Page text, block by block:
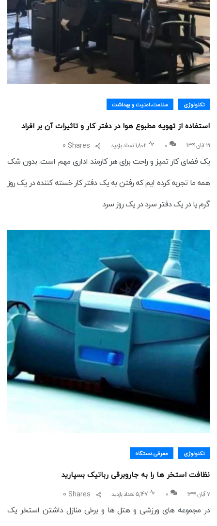
تکنولوژی سلامت،امنیت و بهداشت
استفاده از تهویه مطبوع هوا در دفتر کار و تاثیرات آن بر افراد
۲۱ آبان ۱۳۹۹ 0 1,802 تعداد بازدید Shares
0
یک فضای کار تمیز و راحت برای هر کارمند اداری مهم است. بدون شک
همه ما تجربه کرده ایم که رفتن به یک دفتر کار خسته کننده در یک روز
گرم یا در یک دفتر سرد در یک روز سرد
تکنولوژی معرفی دستگاه
نظافت استخر ها را به جاروبرقی رباتیک بسپارید
۷ آبان ۱۳۹۹ 0 5,147 تعداد بازدید Shares
0
در مجموعه های ورزشی و هتل ها و برخی منازل داشتن استخر یک